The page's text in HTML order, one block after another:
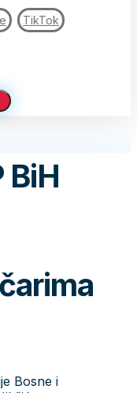
TikTok
BiH
Bosne i